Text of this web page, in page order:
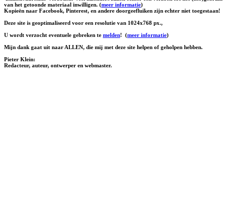
van het getoonde materiaal inwilligen. (meer informatie)
Kopieën naar Facebook, Pinterest, en andere doorgeefluiken zijn echter niet toegestaan!
Deze site is geoptimaliseerd voor een resolutie van 1024x768 px.,
U wordt verzocht eventuele gebreken te melden! (meer informatie)
Mijn dank gaat uit naar ALLEN, die mij met deze site helpen of geholpen hebben.
Pieter Klein:
Redacteur, auteur, ontwerper en webmaster.